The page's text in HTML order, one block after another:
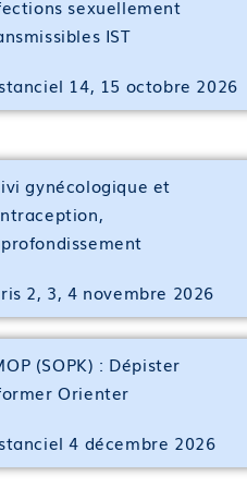
les centres de
l’atteinte des objectifs
sexuellement
IST
14, 15 octobre 2026
gynécologique et
2, 3, 4 novembre 2026
(SOPK) : Dépister
Orienter
4 décembre 2026